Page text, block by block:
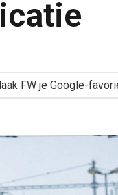
publiekscommunicatie
FW je Google-